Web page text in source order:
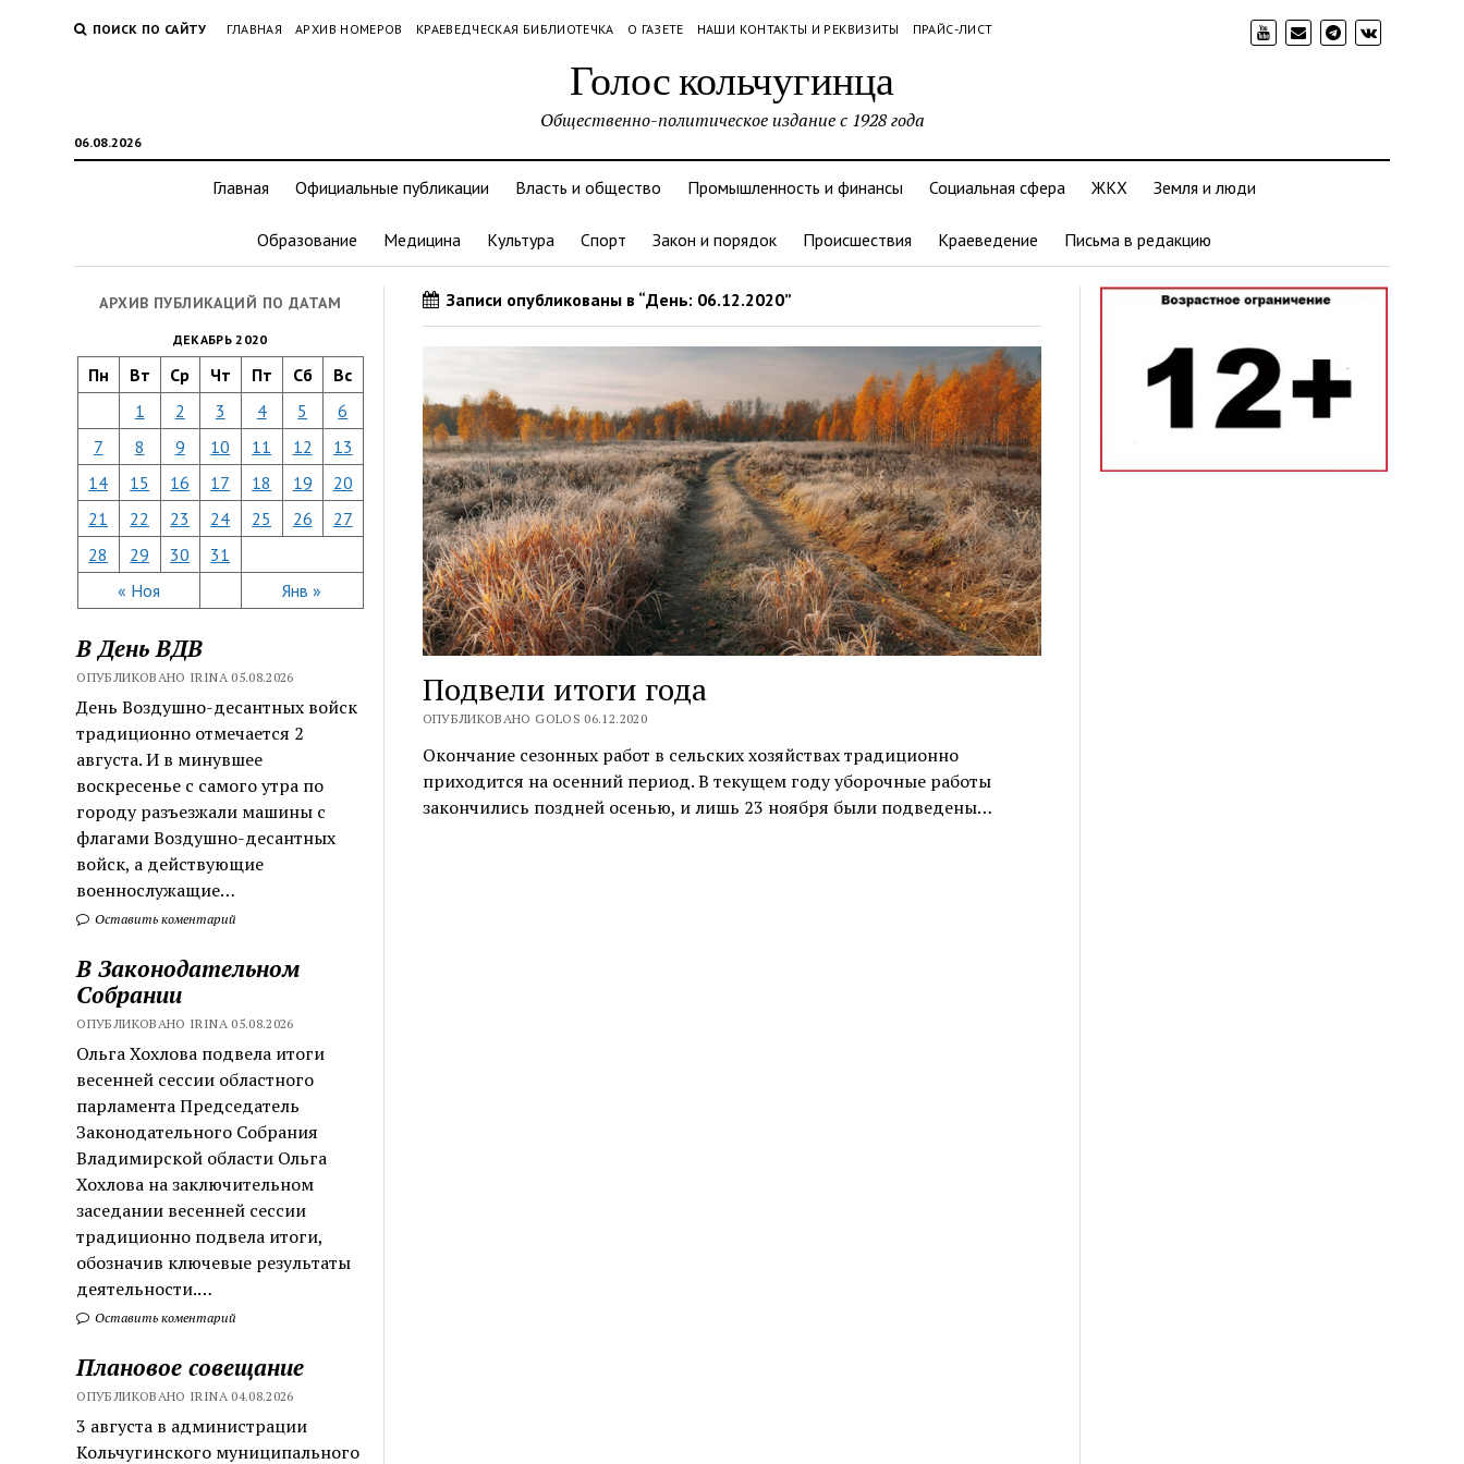
ПОИСК ПО САЙТУ ГЛАВНАЯ АРХИВ НОМЕРОВ КРАЕВЕДЧЕСКАЯ БИБЛИОТЕЧКА О ГАЗЕТЕ НАШИ КОНТАКТЫ И РЕКВИЗИТЫ ПРАЙС-ЛИСТ
Голос кольчугинца
06.08.2026
Общественно-политическое издание с 1928 года
Главная Официальные публикации Власть и общество Промышленность и финансы Социальная сфера ЖКХ Земля и люди
Образование Медицина Культура Спорт Закон и порядок Происшествия Краеведение Письма в редакцию
АРХИВ ПУБЛИКАЦИЙ ПО ДАТАМ
ДЕКАБРЬ 2020
Пн Вт Ср Чт Пт Сб Вс
« Ноя Янв »
1 2 3 4 5
6
7
8 9 10 11 12
13
14
15 16 17 18 19
20
21
22 23 24 25 26
27
28
29 30 31
В День ВДВ
ОПУБЛИКОВАНО IRINA 05.08.2026
День Воздушно-десантных войск
традиционно отмечается 2
августа. И в минувшее
воскресенье с самого утра по
городу разъезжали машины с
флагами Воздушно-десантных
войск, а действующие
военнослужащие…
Оставить коментарий
В Законодательном
Собрании
ОПУБЛИКОВАНО IRINA 05.08.2026
Ольга Хохлова подвела итоги
весенней сессии областного
парламента Председатель
Законодательного Собрания
Владимирской области Ольга
Хохлова на заключительном
заседании весенней сессии
традиционно подвела итоги,
обозначив ключевые результаты
деятельности.…
Оставить коментарий
Плановое совещание
ОПУБЛИКОВАНО IRINA 04.08.2026
3 августа в администрации
Кольчугинского муниципального
Записи опубликованы в “День: 06.12.2020”
Подвели итоги года
ОПУБЛИКОВАНО GOLOS 06.12.2020
Окончание сезонных работ в сельских хозяйствах традиционно
приходится на осенний период. В текущем году уборочные работы
закончились поздней осенью, и лишь 23 ноября были подведены…